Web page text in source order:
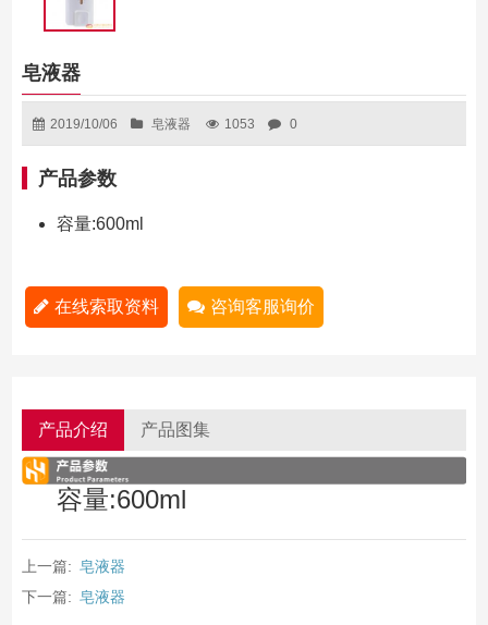
皂液器
2019/10/06 皂液器 1053 0
产品参数
容量:600ml
在线索取资料 咨询客服询价
产品介绍 产品图集
容量:600ml
上一篇: 皂液器
下一篇: 皂液器